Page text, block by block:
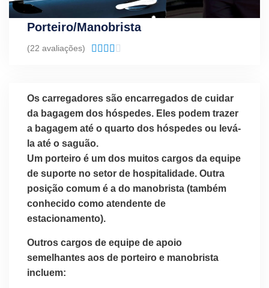
Porteiro/Manobrista
(22 avaliações)     
Os carregadores são encarregados de cuidar
da bagagem dos hóspedes. Eles podem trazer
a bagagem até o quarto dos hóspedes ou levá-
la até o saguão.
Um porteiro é um dos muitos cargos da equipe
de suporte no setor de hospitalidade. Outra
posição comum é a do manobrista (também
conhecido como atendente de
estacionamento).
Outros cargos de equipe de apoio
semelhantes aos de porteiro e manobrista
incluem: